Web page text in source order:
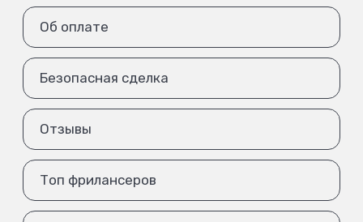
Об оплате
Безопасная сделка
Отзывы
Топ фрилансеров